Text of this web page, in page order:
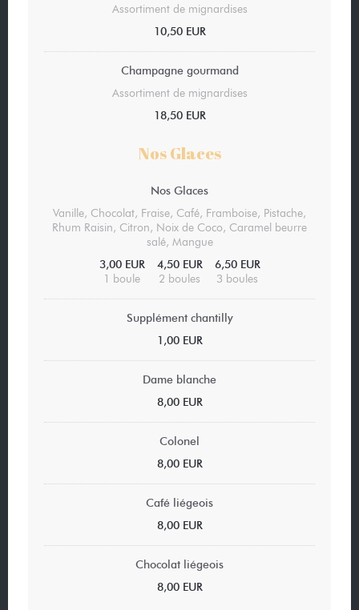
Assortiment de mignardises
10,50 EUR
Champagne gourmand
Assortiment de mignardises
18,50 EUR
Nos Glaces
Nos Glaces
Vanille, Chocolat, Fraise, Café, Framboise, Pistache,
Rhum Raisin, Citron, Noix de Coco, Caramel beurre
salé, Mangue
3,00 EUR
1 boule
4,50 EUR
2 boules
6,50 EUR
3 boules
Supplément chantilly
1,00 EUR
Dame blanche
8,00 EUR
Colonel
8,00 EUR
Café liégeois
8,00 EUR
Chocolat liégeois
8,00 EUR